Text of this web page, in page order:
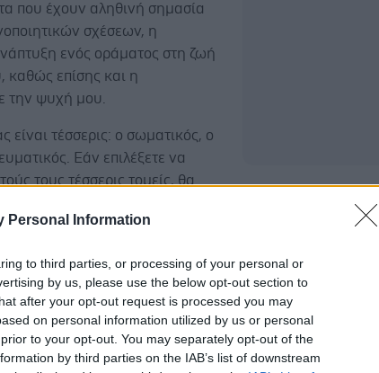
Personal Information
to third parties, or processing of your personal or
by us, please use the below opt-out section to
after your opt-out request is processed you may
on personal information utilized by us or personal
to your opt-out. You may separately opt-out of the
by third parties on the IAB’s list of downstream
που έχουν αληθινή σημασία
σχέσεων, η
ενός οράματος στη ζωή
καθώς επίσης και η
την ψυχή μου.
είναι τέσσερις: ο σωματικός, ο
Εάν επιλέξετε να
τους τέσσερις τομείς, θα
και αντίστοιχα, σε πόσα
επιμείνετε στο σημαντικό,
ΔΙΑΒΑΣΤΕ